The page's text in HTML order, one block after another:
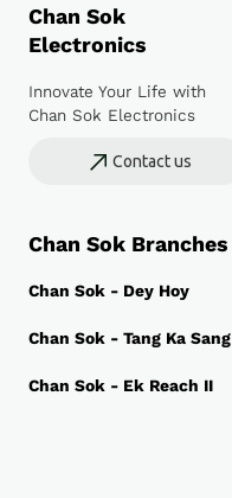
Chan Sok
Electronics
Innovate Your Life with
Chan Sok Electronics
Contact us
Chan Sok Branches
Chan Sok - Dey Hoy
Chan Sok - Tang Ka Sang
Chan Sok - Ek Reach II